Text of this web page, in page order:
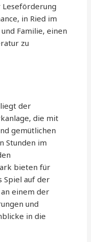
in Ried im
Familie, einen
zu
der
die mit
gemütlichen
Stunden im
bieten für
Spiel auf der
einem der
und
in die